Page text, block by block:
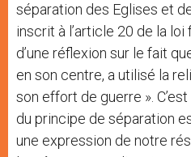
séparation des Eglises et
inscrit à l’article 20 de la
d’une réflexion sur le fait
en son centre, a utilisé la
son effort de guerre ».
du principe de séparation
une expression de notre